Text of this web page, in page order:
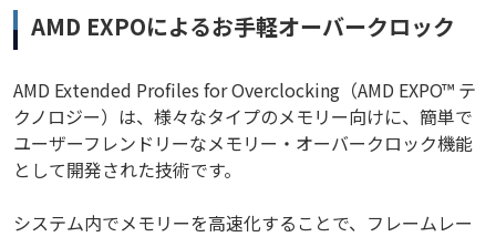
AMD EXPOによるお手軽オーバークロック
AMD Extended Profiles for Overclocking（AMD EXPO™ テ
クノロジー）は、様々なタイプのメモリー向けに、簡単で
ユーザーフレンドリーなメモリー・オーバークロック機能
として開発された技術です。
システム内でメモリーを高速化することで、フレームレー